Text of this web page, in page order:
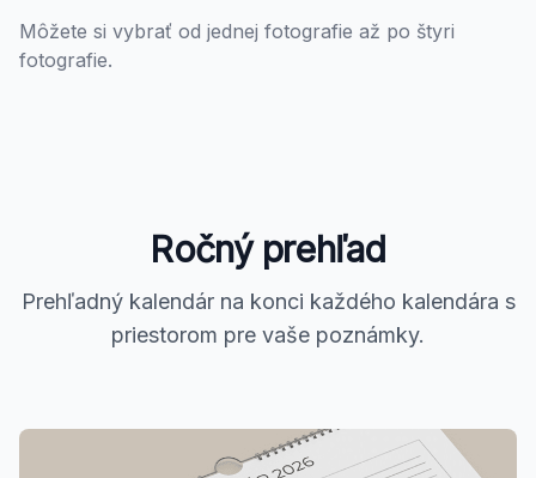
Môžete si vybrať od jednej fotografie až po štyri
fotografie.
Ročný prehľad
Prehľadný kalendár na konci každého kalendára s
priestorom pre vaše poznámky.